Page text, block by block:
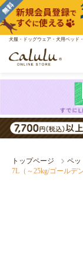
犬服・ドッグウェア・犬用ベッド
トップページ
ペッ
7L（～25kg/ゴールデ